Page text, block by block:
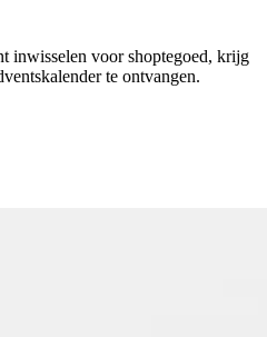
inwisselen voor shoptegoed, krijg
te ontvangen.